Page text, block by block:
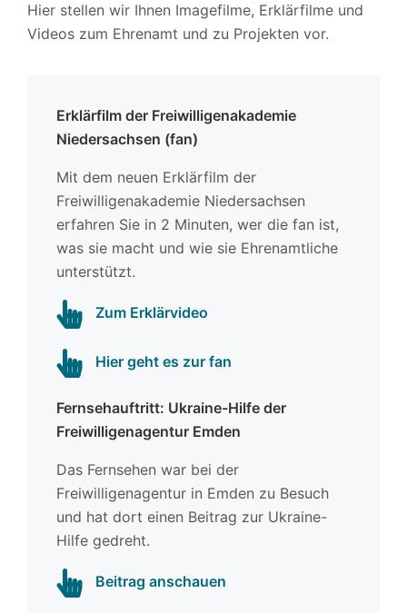
Hier stellen wir Ihnen Imagefilme, Erklärfilme und
Videos zum Ehrenamt und zu Projekten vor.
Erklärfilm der Freiwilligenakademie
Niedersachsen (fan)
Mit dem neuen Erklärfilm der
Freiwilligenakademie Niedersachsen
erfahren Sie in 2 Minuten, wer die fan ist,
was sie macht und wie sie Ehrenamtliche
unterstützt.
Zum Erklärvideo
Hier geht es zur fan
Fernsehauftritt: Ukraine-Hilfe der
Freiwilligenagentur Emden
Das Fernsehen war bei der
Freiwilligenagentur in Emden zu Besuch
und hat dort einen Beitrag zur Ukraine-
Hilfe gedreht.
Beitrag anschauen